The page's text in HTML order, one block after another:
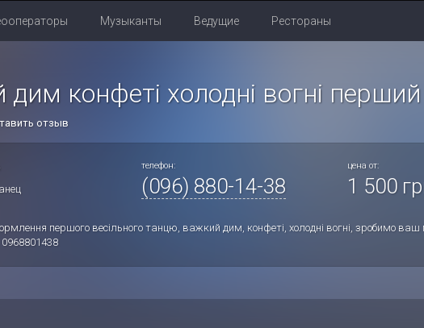
Музыканты Ведущие Рестораны
конфеті холодні вогні
отзыв
телефон:
(096) 880-14-38
цена от:
1 500
першого весільного танцю, важкий дим, конфеті, холодні вогні, зробимо
0968801438